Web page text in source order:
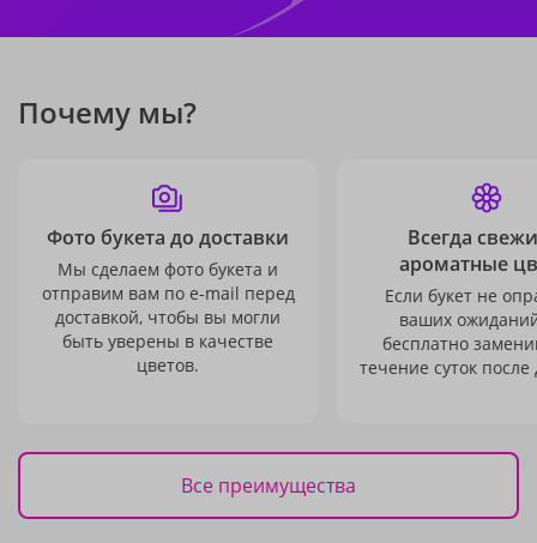
Почему мы?
Фото букета до доставки
Мы сделаем фото букета и
отправим вам по e-mail перед
доставкой, чтобы вы могли
быть уверены в качестве
цветов.
Всегда
ароматные
Если букет не
ваших
бесплатно
течение суток после
Все преимущества